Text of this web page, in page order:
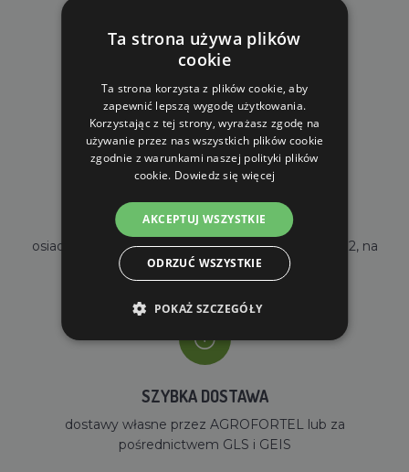
DARMOWA WYSYŁKA
dla zamówień od 690 zł z VAT
WŁASNY MAGAZYN
osiadamy własny magazyn o powierzchni 2000m2, na
stanie mamy ponad 35000 sztuk towarów
SZYBKA DOSTAWA
dostawy własne przez AGROFORTEL lub za
pośrednictwem GLS i GEIS
Ta strona używa plików
cookie
Ta strona korzysta z plików cookie, aby
zapewnić lepszą wygodę użytkowania.
Korzystając z tej strony, wyrażasz zgodę na
używanie przez nas wszystkich plików cookie
zgodnie z warunkami naszej polityki plików
cookie. Dowiedz się więcej
AKCEPTUJ WSZYSTKIE
ODRZUĆ WSZYSTKIE
POKAŻ SZCZEGÓŁY